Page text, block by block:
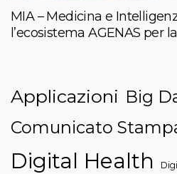
MIA – Medicina e
l’ecosistema AGENAS per
Applicazioni Big
Comunicato
Digital Health